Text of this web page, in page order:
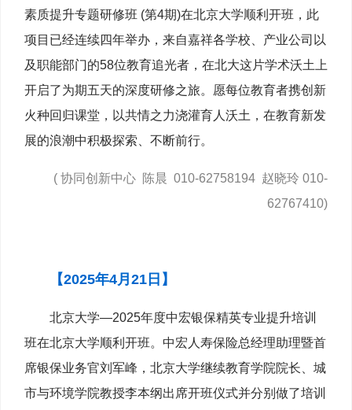
素质提升专题研修班 (第4期)在北京大学顺利开班，此
项目已经连续四年举办，来自嘉祥各学校、产业公司以
及职能部门的58位教育追光者，在北大这片学术沃土上
开启了为期五天的深度研修之旅。愿每位教育者携创新
火种回归课堂，以共情之力浇灌育人沃土，在教育新发
展的浪潮中积极探索、不断前行。
( 协同创新中心 陈晨 010-62758194 赵晓玲 010-
62767410)
【2025年4月21日】
北京大学—2025年度中宏银保精英专业提升培训
班在北京大学顺利开班。中宏人寿保险总经理助理暨首
席银保业务官刘军峰，北京大学继续教育学院院长、城
市与环境学院教授李本纲出席开班仪式并分别做了培训